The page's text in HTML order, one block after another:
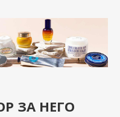
ЗА НЕГО